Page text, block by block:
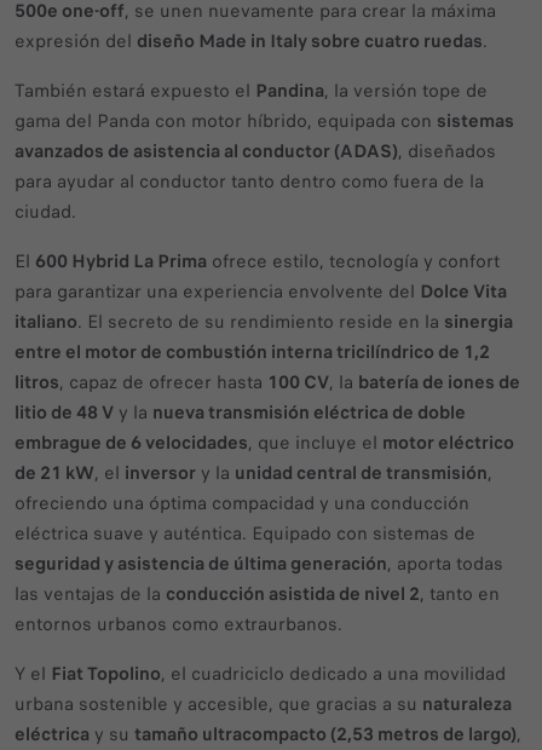
500e one-off, se unen nuevamente para crear la máxima
expresión del diseño Made in Italy sobre cuatro ruedas.
También estará expuesto el Pandina, la versión tope de
gama del Panda con motor híbrido, equipada con sistemas
avanzados de asistencia al conductor (ADAS), diseñados
para ayudar al conductor tanto dentro como fuera de la
ciudad.
El 600 Hybrid La Prima ofrece estilo, tecnología y confort
para garantizar una experiencia envolvente del Dolce Vita
italiano. El secreto de su rendimiento reside en la sinergia
entre el motor de combustión interna tricilíndrico de 1,2
litros, capaz de ofrecer hasta 100 CV, la batería de iones de
litio de 48 V y la nueva transmisión eléctrica de doble
embrague de 6 velocidades, que incluye el motor eléctrico
de 21 kW, el inversor y la unidad central de transmisión,
ofreciendo una óptima compacidad y una conducción
eléctrica suave y auténtica. Equipado con sistemas de
seguridad y asistencia de última generación, aporta todas
las ventajas de la conducción asistida de nivel 2, tanto en
entornos urbanos como extraurbanos.
Y el Fiat Topolino, el cuadriciclo dedicado a una movilidad
urbana sostenible y accesible, que gracias a su naturaleza
eléctrica y su tamaño ultracompacto (2,53 metros de largo),